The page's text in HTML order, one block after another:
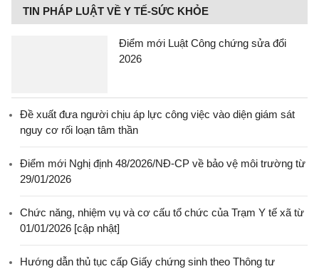
TIN PHÁP LUẬT VỀ Y TẾ-SỨC KHỎE
Điểm mới Luật Công chứng sửa đổi
2026
Đề xuất đưa người chịu áp lực công việc vào diện giám sát
nguy cơ rối loạn tâm thần
Điểm mới Nghị định 48/2026/NĐ-CP về bảo vệ môi trường từ
29/01/2026
Chức năng, nhiệm vụ và cơ cấu tổ chức của Trạm Y tế xã từ
01/01/2026 [cập nhật]
Hướng dẫn thủ tục cấp Giấy chứng sinh theo Thông tư